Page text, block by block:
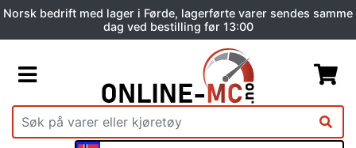
Norsk bedrift med lager i Førde, lagerførte varer sendes samme
dag ved bestilling før 13:00